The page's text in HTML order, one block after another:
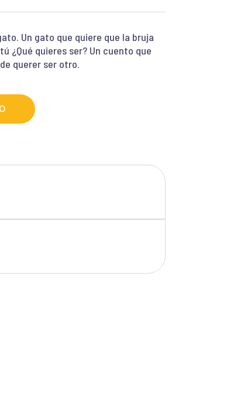
Un gato que quiere que la bruja
¿Qué quieres ser? Un cuento que
querer ser otro.